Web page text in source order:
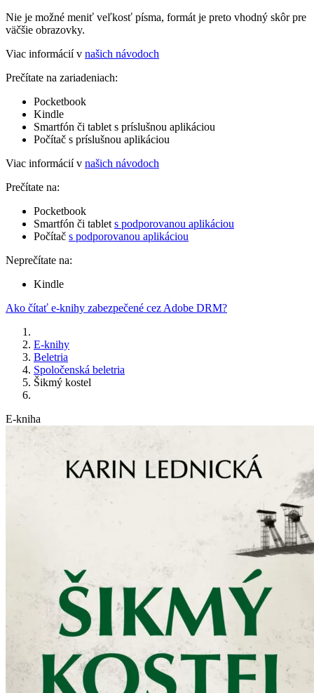
Nie je možné meniť veľkosť písma, formát je preto vhodný skôr pre
väčšie obrazovky.
Viac informácií v našich návodoch
Prečítate na zariadeniach:
Pocketbook
Kindle
Smartfón či tablet s príslušnou aplikáciou
Počítač s príslušnou aplikáciou
Viac informácií v našich návodoch
Prečítate na:
Pocketbook
Smartfón či tablet s podporovanou aplikáciou
Počítač s podporovanou aplikáciou
Neprečítate na:
Kindle
Ako čítať e-knihy zabezpečené cez Adobe DRM?
E-knihy
Beletria
Spoločenská beletria
Šikmý kostel
E-kniha